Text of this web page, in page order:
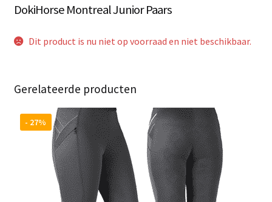
DokiHorse Montreal Junior Paars
Dit product is nu niet op voorraad en niet beschikbaar.
Gerelateerde producten
- 27%